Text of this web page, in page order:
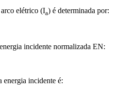
elétrico (Ia) é determinada por:
incidente normalizada EN:
energia incidente é: